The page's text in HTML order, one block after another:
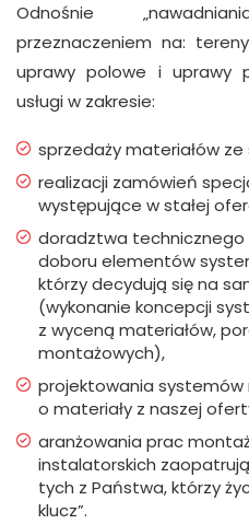
Odnośnie
przeznaczeniem na:
uprawy polowe i uprawy
usługi w zakresie:
sprzedaży materiałów
realizacji zamówień
występujące w stałej
doradztwa technicznego
doboru elementów
którzy decydują się na
(wykonanie koncepcji
z wyceną materiałów,
montażowych),
projektowania systemów
o materiały z naszej
aranżowania prac
instalatorskich
tych z Państwa, którzy
klucz”.